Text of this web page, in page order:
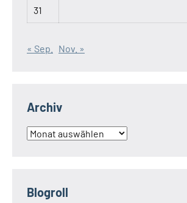
31
« Sep. Nov. »
Archiv
Archiv
Blogroll